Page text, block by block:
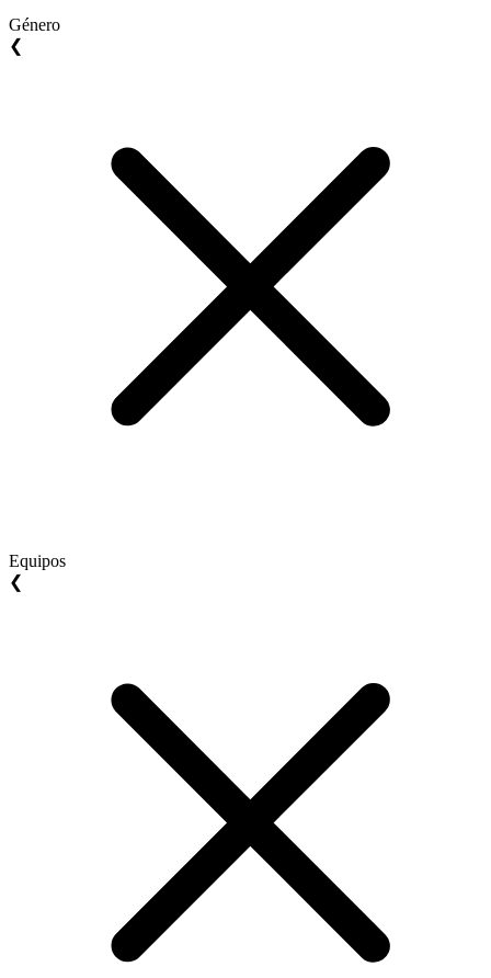
Género
❮
Equipos
❮